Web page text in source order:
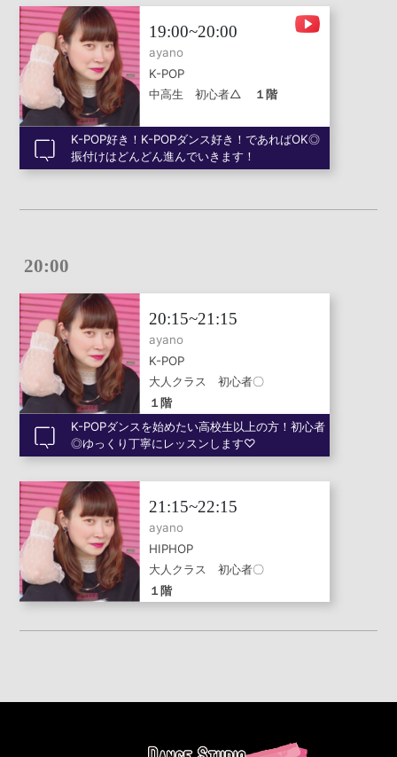
19:00~20:00
ayano
K-POP
中高生 初心者△
１階
K-POP好き！K-POPダンス好き！であればOK◎
振付けはどんどん進んでいきます！
20:00
20:15~21:15
ayano
K-POP
大人クラス 初心者〇
１階
K-POPダンスを始めたい高校生以上の方！初心者
◎ゆっくり丁寧にレッスンします♡
21:15~22:15
ayano
HIPHOP
大人クラス 初心者〇
１階